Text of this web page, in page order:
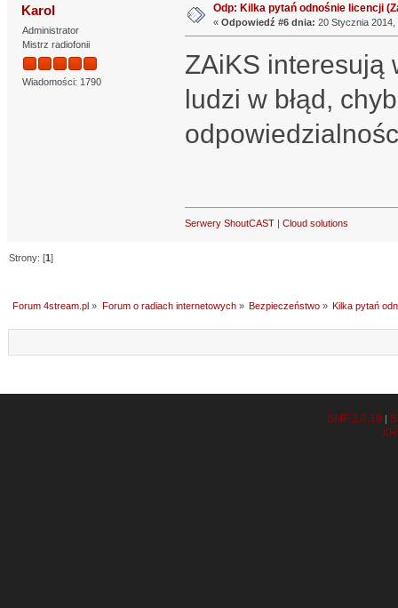
Karol
Administrator
Mistrz radiofonii
Wiadomości: 1790
Odp: Kilka pytań odnośnie licencji
« Odpowiedź #6 dnia: 20 Stycznia 2014,
ZAiKS interesują
ludzi w błąd,
Serwery ShoutCAST| Cloud solutions
Strony: [1]
Forum 4stream.pl » Forum o radiach internetowych» Bezpieczeństwo» Kilka pytań
SMF 2.0.19 |